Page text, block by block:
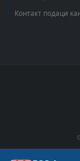
Контакт подаци